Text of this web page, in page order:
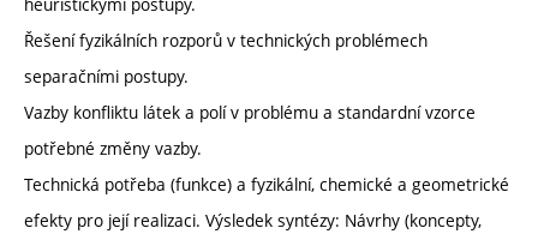
Řešení fyzikálních rozporů v technických problémech
separačními postupy.
Vazby konfliktu látek a polí v problému a standardní vzorce
potřebné změny vazby.
Technická potřeba (funkce) a fyzikální, chemické a geometrické
efekty pro její realizaci. Výsledek syntézy: Návrhy (koncepty,